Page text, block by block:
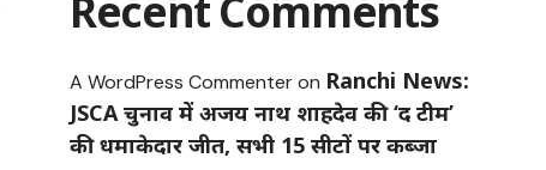
Recent Comments
A WordPress Commenteron Ranchi News:
JSCA चुनाव में अजय नाथ शाहदेव की ‘द टीम’
की धमाकेदार जीत, सभी 15 सीटों पर कब्जा